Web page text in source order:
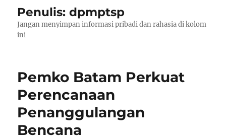
Penulis:dpmptsp
Jangan menyimpan informasi pribadi dan rahasia di kolom
ini
Pemko Batam Perkuat
Perencanaan
Penanggulangan
Bencana